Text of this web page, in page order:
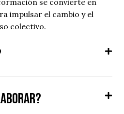
impulsar el cambio y el
colectivo.